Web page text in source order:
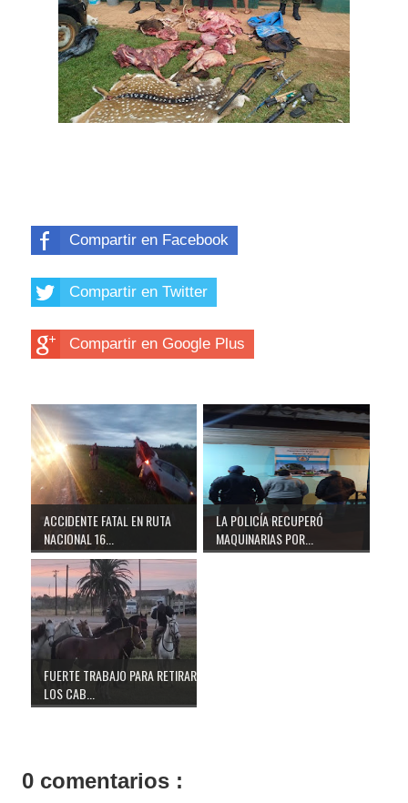
Compartir en Facebook
Compartir en Twitter
Compartir en Google Plus
ACCIDENTE FATAL EN RUTA
NACIONAL 16...
LA POLICÍA RECUPERÓ
MAQUINARIAS POR...
FUERTE TRABAJO PARA RETIRAR
LOS CAB...
0 comentarios :